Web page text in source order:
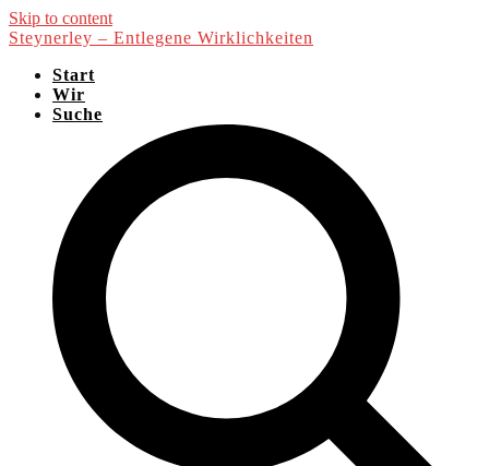
Skip to content
Steynerley – Entlegene Wirklichkeiten
Start
Wir
Suche